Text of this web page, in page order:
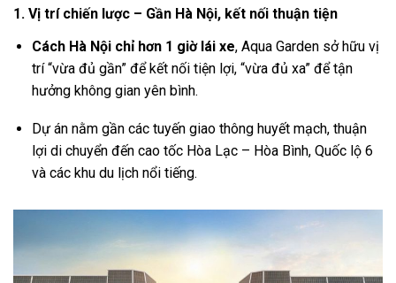
1. Vị trí chiến lược – Gần Hà Nội, kết nối thuận tiện
Cách Hà Nội chỉ hơn 1 giờ lái xe, Aqua Garden sở hữu vị
trí “vừa đủ gần” để kết nối tiện lợi, “vừa đủ xa” để tận
hưởng không gian yên bình.
Dự án nằm gần các tuyến giao thông huyết mạch, thuận
lợi di chuyển đến cao tốc Hòa Lạc – Hòa Bình, Quốc lộ 6
và các khu du lịch nổi tiếng.